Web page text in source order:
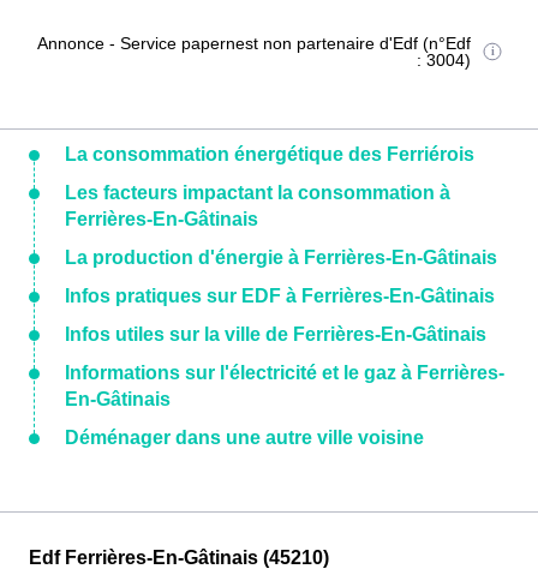
Annonce - Service papernest non partenaire d'Edf (n°Edf
: 3004)
La consommation énergétique des Ferriérois
Les facteurs impactant la consommation à
Ferrières-En-Gâtinais
La production d'énergie à Ferrières-En-Gâtinais
Infos pratiques sur EDF à Ferrières-En-Gâtinais
Infos utiles sur la ville de Ferrières-En-Gâtinais
Informations sur l'électricité et le gaz à Ferrières-
En-Gâtinais
Déménager dans une autre ville voisine
Edf Ferrières-En-Gâtinais (45210)